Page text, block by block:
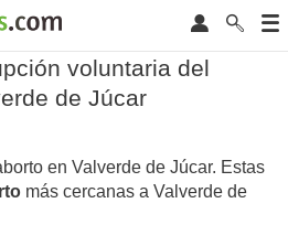
voluntaria del
de Júcar
en Valverde de Júcar. Estas
más cercanas a Valverde de